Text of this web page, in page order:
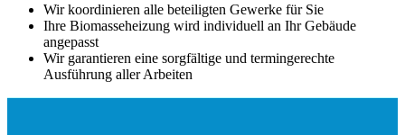
Wir koordinieren alle beteiligten Gewerke für Sie
Ihre Biomasseheizung wird individuell an Ihr Gebäude
angepasst
Wir garantieren eine sorgfältige und termingerechte
Ausführung aller Arbeiten